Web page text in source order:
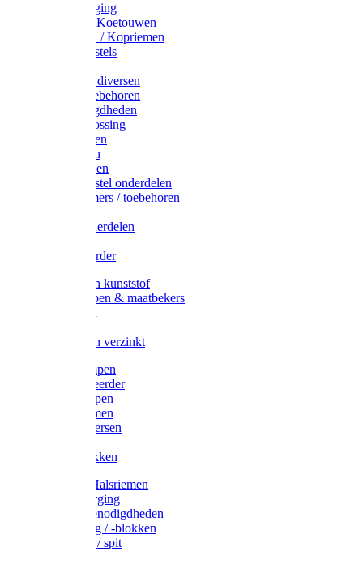
Uierverzorging
Halsters & Koetouwen
Halsriemen / Kopriemen
Koerugborstels
Koe / Stier diversen
Melkers toebehoren
Stalbenodigdheden
Kalververlossing
Stierenringen
Onthoornen
Kalverflessen
Koerugborstel onderdelen
Kalveremmers / toebehoren
Koelift onderdelen
Uieronthaarder
Voerbakken kunststof
Voerscheppen & maatbekers
Voerbakken verzinkt
Warmtelampen
Staartcoupeerder
Biggenkappen
Neuskrammen
Varken diversen
Varkensbakken
Halsters / Halsriemen
Hoefverzorging
Lammer benodigdheden
Ramdektuig / -blokken
Vastzetpen / spit